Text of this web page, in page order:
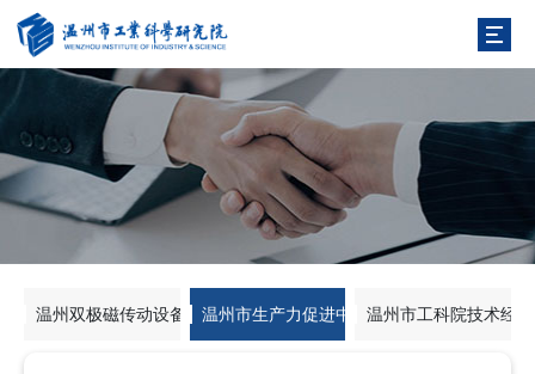
温州双极磁传动设备有限公司温州市生产力促进中心有限公司温州市工科院技术经